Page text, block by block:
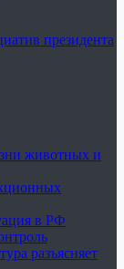
президента
животных и
в РФ
разъясняет